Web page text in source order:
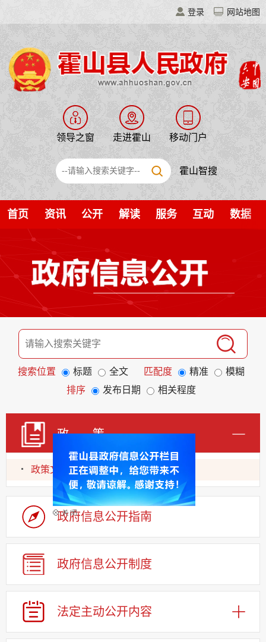
登录 网站地图
领导之窗 走进霍山 移动门户
霍山智搜
首页 资讯 公开 解读 服务 互动 数据
搜索位置 标题 全文 匹配度 精准
模糊
排序
发布日期 相关程度
政 策
政策文件
政府信息公开指南
政府信息公开制度
法定主动公开内容